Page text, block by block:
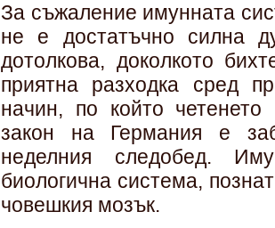
За съжаление имунната
не е достатъчно силна
дотолкова, доколкото
приятна разходка сред
начин, по който
закон на Германия е
неделния следобед.
биологична система,
човешкия мозък.